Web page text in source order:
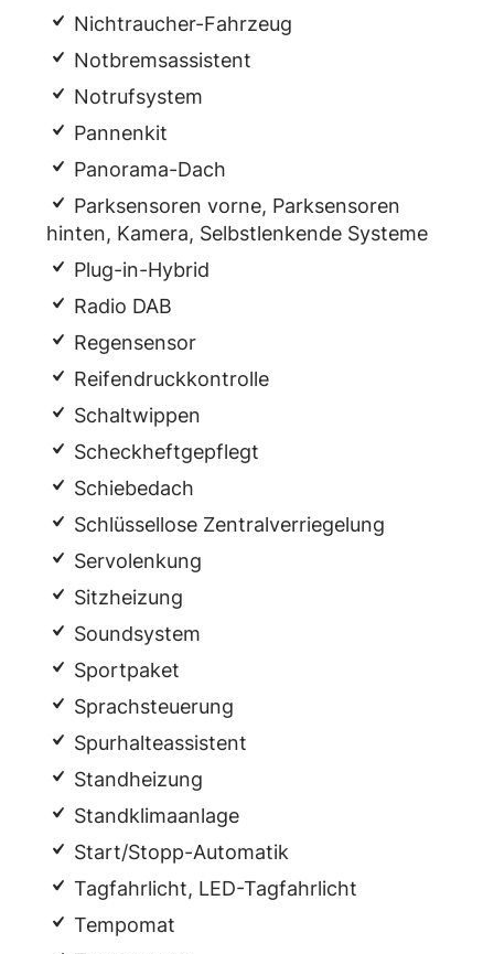
Nichtraucher-Fahrzeug
Notbremsassistent
Notrufsystem
Pannenkit
Panorama-Dach
Parksensoren vorne, Parksensoren
hinten, Kamera, Selbstlenkende Systeme
Plug-in-Hybrid
Radio DAB
Regensensor
Reifendruckkontrolle
Schaltwippen
Scheckheftgepflegt
Schiebedach
Schlüssellose Zentralverriegelung
Servolenkung
Sitzheizung
Soundsystem
Sportpaket
Sprachsteuerung
Spurhalteassistent
Standheizung
Standklimaanlage
Start/Stopp-Automatik
Tagfahrlicht, LED-Tagfahrlicht
Tempomat